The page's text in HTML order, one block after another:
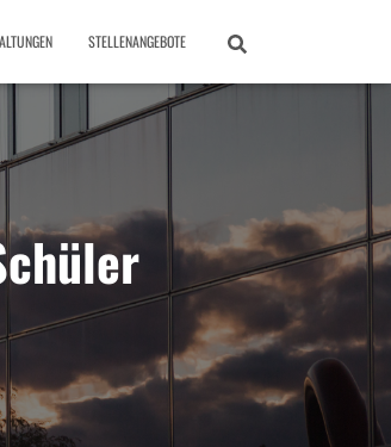
STELLENANGEBOTE